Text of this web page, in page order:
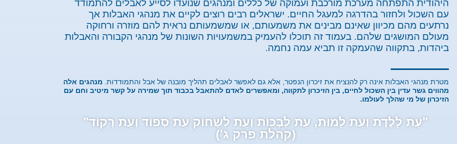
היהודית התפתחה מערכת מורכבת ועמוקה של כללים ומנהגים שנועדו לסייע לאבלים להתמודד
עם השכול ולחזור בהדרגה למעגל החיים. ישראלים רבים רוצים לקיים את מנהגי האבלות אך
נרתעים מהם מכיוון שאינם מבינים את משמעותם, או שמשמעותם נראית להם מוזרה ורחוקה
מעולם המושגים שלהם. בעמוד זה תוכלו להעמיק במשמעויות השונות של מנהגי הקבורה והאבלות
ביהדות, בתקווה שהעמקה זו תביא עמה נחמה.
מטרת מנהגי האבלות אינה רק להנציח את זיכרון הנפטר, אלא גם לאפשר לאבלים תהליך מובנה של אבל והתמודדות. מנהגים אלה
מהווים גשר עדין בין השכול לחיים, בין הזיכרון לתקווה, ומאפשרים לאדם להתאבל בכבוד תוך שמירה על קשר מיטיב וחם עם
הזיכרון של מי שהלך לעולמו.
"עֵת לָלֶדֶת וְעֵת לָמוּת, עֵת לִבְכּוֹת וְעֵת לִשְׂחוֹק עֵת סְפוֹד וְעֵת רְקוֹד"
(קהלת פרק ג')